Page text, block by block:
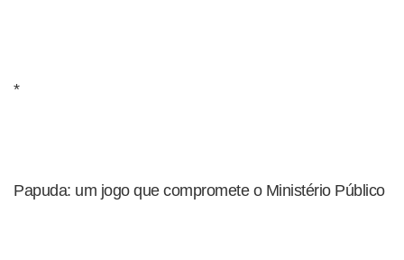
*
Papuda: um jogo que compromete o Ministério Público